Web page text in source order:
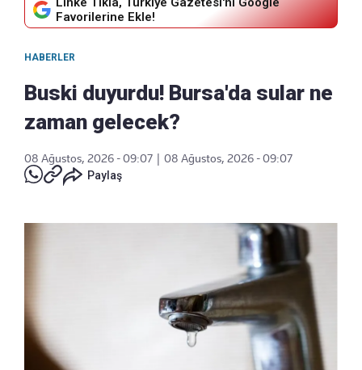
Favorilerine Ekle!
HABERLER
Buski duyurdu! Bursa'da sular ne
zaman gelecek?
08 Ağustos, 2026 - 09:07
08 Ağustos, 2026 - 09:07
Paylaş